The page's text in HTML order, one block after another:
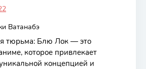
Ватанабэ
тюрьма: Блю Лок — это
которое привлекает
концепцией и